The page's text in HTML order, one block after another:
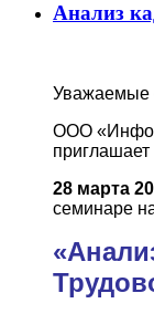
Анализ
Уважаемые
ООО
приглашает
28 марта
семинаре